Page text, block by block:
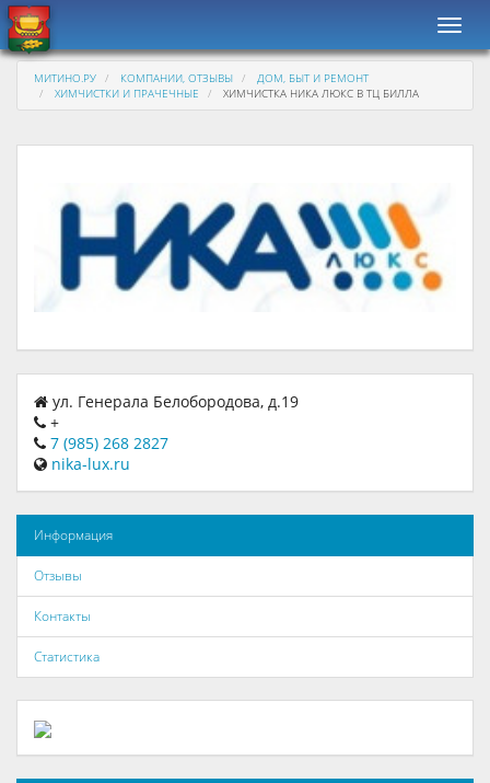
МИТИНО.РУ КОМПАНИИ, ОТЗЫВЫ
ДОМ, БЫТ И РЕМОНТ
ХИМЧИСТКИ И ПРАЧЕЧНЫЕ
ХИМЧИСТКА НИКА ЛЮКС В ТЦ БИЛЛА
ул. Генерала Белобородова, д.19
+
7 (985) 268 2827
nika-lux.ru
Информация
Отзывы
Контакты
Статистика